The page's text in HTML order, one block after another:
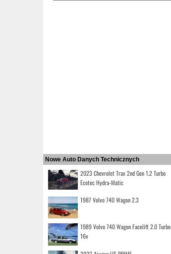
Nowe Auto Danych Technicznych
2023 Chevrolet Trax 2nd Gen 1.2 Turbo
Ecotec Hydra-Matic
1987 Volvo 740 Wagon 2.3
1989 Volvo 740 Wagon Facelift 2.0 Turbo
16v